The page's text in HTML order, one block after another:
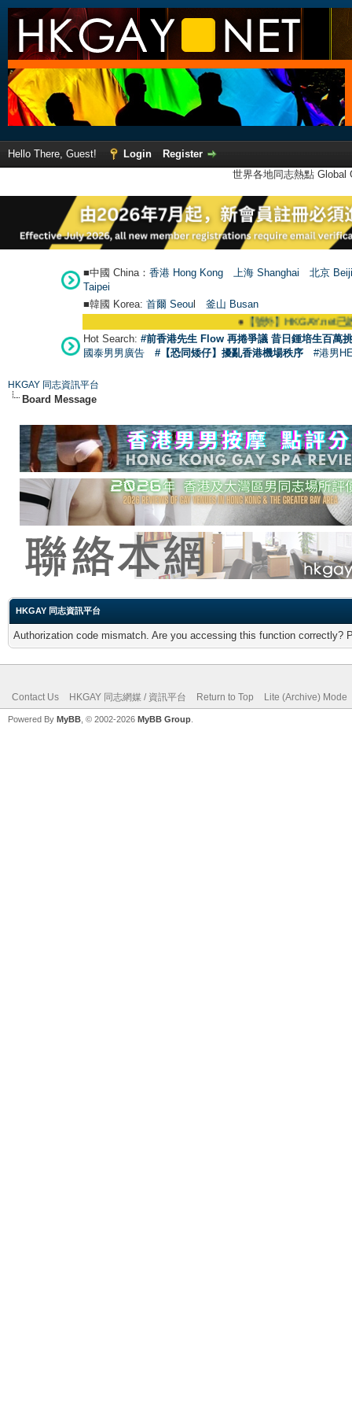
Hello There, Guest! Login
Register
世界各地同志熱點
■中國 China： 香港 Hong Kong 上海 Shanghai
北京
Taipei
■韓國 Korea: 首爾 Seoul 釜山 Busan
【號外】HKGAY.net已啟
Hot Search: #前香港先生 Flow 再捲爭議 昔日鍾培生百萬
國泰男男廣告
#【恐同矮仔】擾亂香港機場秩序 #港男
HKGAY 同志資訊平台
Board Message
HKGAY 同志資訊平台
Authorization code mismatch. Are you accessing this function correctly?
Contact Us HKGAY 同志網媒 / 資訊平台 Return to Top Lite (Archive) Mode
Powered By MyBB , © 2002-2026 MyBB Group